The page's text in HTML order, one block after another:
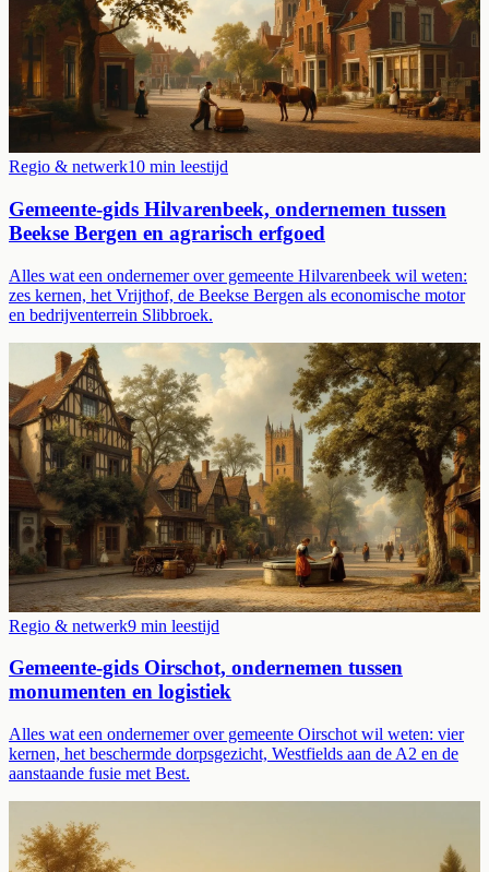
Regio & netwerk10 min leestijd
Gemeente-gids Hilvarenbeek, ondernemen tussen
Beekse Bergen en agrarisch erfgoed
Alles wat een ondernemer over gemeente Hilvarenbeek wil weten:
zes kernen, het Vrijthof, de Beekse Bergen als economische motor
en bedrijventerrein Slibbroek.
Regio & netwerk9 min leestijd
Gemeente-gids Oirschot, ondernemen tussen
monumenten en logistiek
Alles wat een ondernemer over gemeente Oirschot wil weten: vier
kernen, het beschermde dorpsgezicht, Westfields aan de A2 en de
aanstaande fusie met Best.